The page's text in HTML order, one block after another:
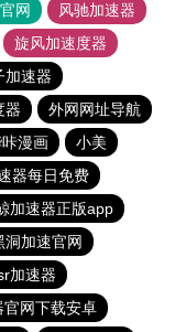
网
风驰加速器
旋风加速度器
加速器
器
外网网址导航
漫画
小美
器每日免费
加速器正版app
洞加速官网
加速器
官网下载安卓